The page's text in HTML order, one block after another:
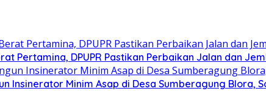
Pertamina, DPUPR Pastikan Perbaikan Jalan dan
Insinerator Minim Asap di Desa Sumberagung Blora,